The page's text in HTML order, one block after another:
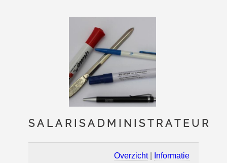
SALARISADMINISTRATEUR
Overzicht|
Informatie